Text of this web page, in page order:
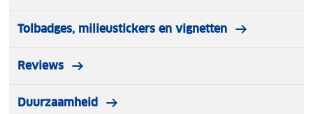
Tolbadges, milieustickers en vignetten
Reviews
Duurzaamheid